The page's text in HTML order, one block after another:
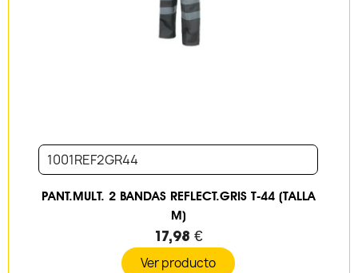
1001REF2GR44
PANT.MULT. 2 BANDAS REFLECT.GRIS T-44 (TALLA
M)
17,98 €
Ver producto